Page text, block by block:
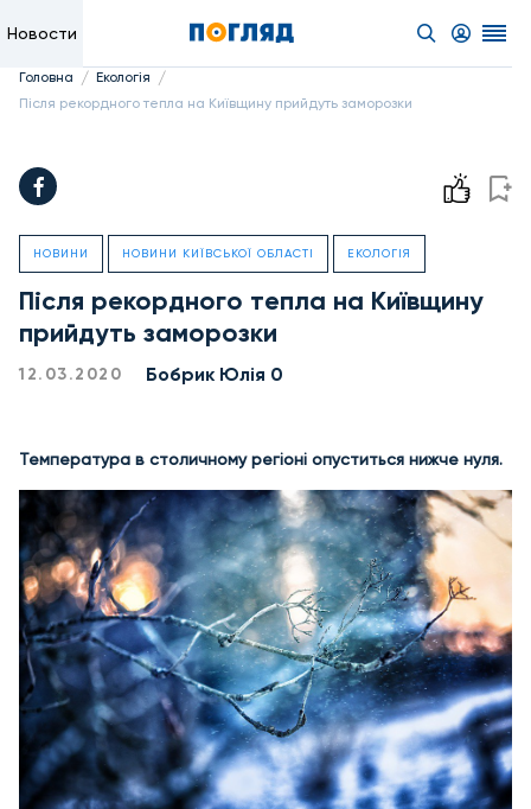
Новости
Головна / Екологія /
Після рекордного тепла на Київщину прийдуть заморозки
НОВИНИ НОВИНИ КИЇВСЬКОЇ ОБЛАСТІ ЕКОЛОГІЯ
Після рекордного тепла на Київщину
прийдуть заморозки
12.03.2020 Бобрик Юлія 0
Температура в столичному регіоні опуститься нижче нуля.